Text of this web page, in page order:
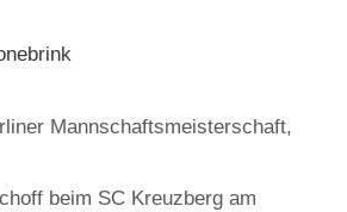
Mannschaftsmeisterschaft,
beim SC Kreuzberg am